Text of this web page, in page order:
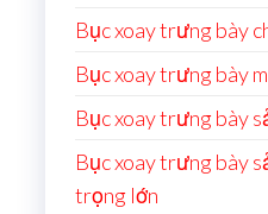
Bục xoay trưng bày
Bục xoay trưng bày
Bục xoay trưng bày
Bục xoay trưng bày
trọng lớn